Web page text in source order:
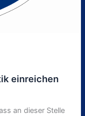
einreichen
an dieser Stelle